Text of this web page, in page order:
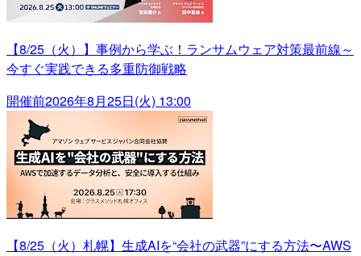
【8/25（火）】事例から学ぶ！ランサムウェア対策最前線～
今すぐ実践できる多重防御戦略
開催前2026年8月25日(火) 13:00
【8/25（火）札幌】生成AIを“会社の武器”にする方法〜AWS